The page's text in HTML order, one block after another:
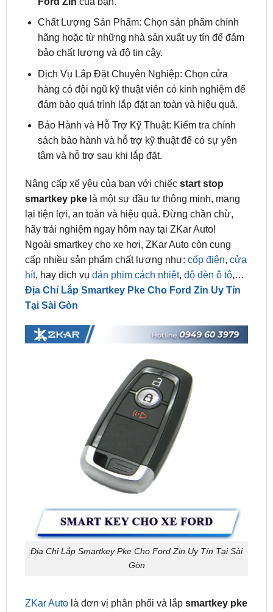
hãng hoặc từ những nhà sản xuất uy tín để đảm
bảo chất lượng và độ tin cậy.
Dịch Vụ Lắp Đặt Chuyên Nghiệp: Chọn cửa
hàng có đội ngũ kỹ thuật viên có kinh nghiệm để
đảm bảo quá trình lắp đặt an toàn và hiệu quả.
Bảo Hành và Hỗ Trợ Kỹ Thuật: Kiểm tra chính
sách bảo hành và hỗ trợ kỹ thuật để có sự yên
tâm và hỗ trợ sau khi lắp đặt.
Nâng cấp xế yêu của bạn với chiếc
lại tiện lợi, an toàn và hiệu quả. Đừng chần chừ,
hãy trải nghiệm ngay hôm nay tại ZKar Auto!
Ngoài smartkey cho xe hơi, ZKar Auto còn cung
cấp nhiều sản phẩm chất lượng như:cốp điện
hít, hay dịch vụdán phim cách nhiệt,độ đèn ô tô
Địa Chỉ Lắp Smartkey Pke Cho Ford Zin Uy Tín
Tại Sài Gòn
Địa Chỉ Lắp Smartkey Pke Cho Ford Zin Uy Tín Tại Sài
Gòn
là đơn vị phân phối và lắp
có nhu cầu lắp đặt hoặc trải nghiệm dùng thử, hãy